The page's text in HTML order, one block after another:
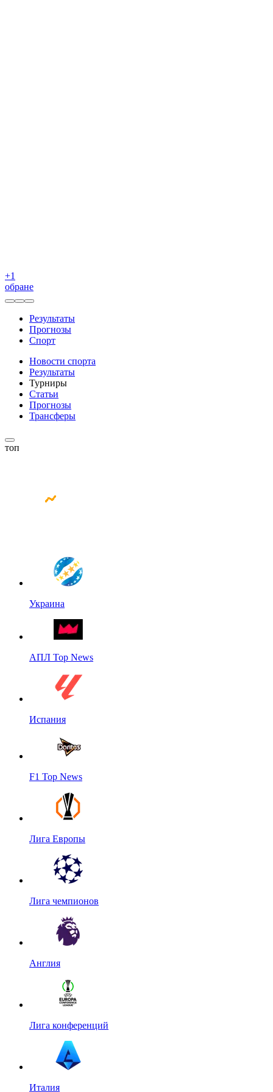
+1
обране
Результаты
Прогнозы
Спорт
Новости спорта
Результаты
Турниры
Статьи
Прогнозы
Трансферы
топ
Украина
АПЛ Top News
Испания
F1 Top News
Лига Европы
Лига чемпионов
Англия
Лига конференций
Италия